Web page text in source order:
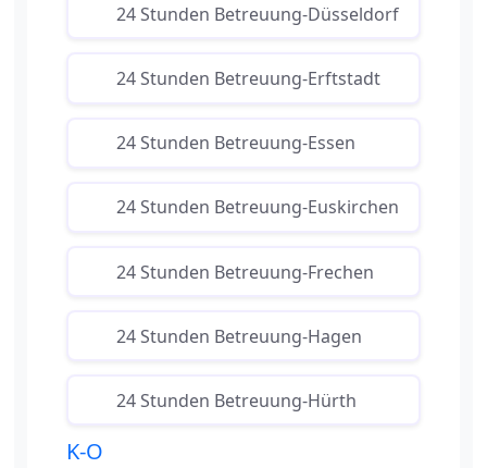
24 Stunden Betreuung-Düsseldorf
24 Stunden Betreuung-Erftstadt
24 Stunden Betreuung-Essen
24 Stunden Betreuung-Euskirchen
24 Stunden Betreuung-Frechen
24 Stunden Betreuung-Hagen
24 Stunden Betreuung-Hürth
K-O